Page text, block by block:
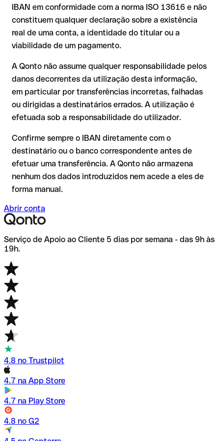
transpostos dígitos e a combinação resultante é formalmente
válida.
por escrito, especialmente em novas relações comerciais ou
com montantes elevados. A existência de uma conta só pode
ser verificada pelo próprio Standard Chartered ou através de
uma transferência de teste.
A sua instituição pode iniciar um processo de reclamação a
seu pedido;
A devolução não está garantida, especialmente se o
destinatário já tiver utilizado o dinheiro
recuperação é consideravelmente mais complexa e implica
comissões adicionais.
Recomendação
: verifique cada IBAN antes de efetuar uma
transferência com o nosso IBAN Checker gratuito e, em caso
de dúvida, confirme-o diretamente com o destinatário. Esta
precaução é especialmente importante com montantes
elevados ou em novas relações comerciais.
IBAN em conformidade com a norma ISO 13616 e não
constituem qualquer declaração sobre a existência
real de uma conta, a identidade do titular ou a
viabilidade de um pagamento.
A Qonto não assume qualquer responsabilidade pelos
danos decorrentes da utilização desta informação,
em particular por transferências incorretas, falhadas
ou dirigidas a destinatários errados. A utilização é
efetuada sob a responsabilidade do utilizador.
Confirme sempre o IBAN diretamente com o
destinatário ou o banco correspondente antes de
efetuar uma transferência. A Qonto não armazena
nenhum dos dados introduzidos nem acede a eles de
forma manual.
Abrir conta
Serviço de Apoio ao Cliente 5 dias por semana - das 9h às
19h.
4.8 no Trustpilot
4.7 na App Store
4.7 na Play Store
4.8 no G2